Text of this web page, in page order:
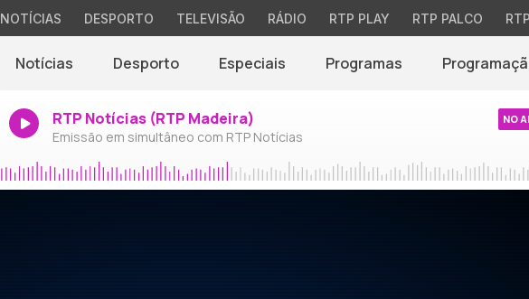
NOTÍCIAS DESPORTO TELEVISÃO RÁDIO RTP PLAY RTP PALCO
Notícias Desporto Especiais Programas
RTP Notícias (RTP Madeira)
Emissão em simultâneo com RTP Notícias
NO